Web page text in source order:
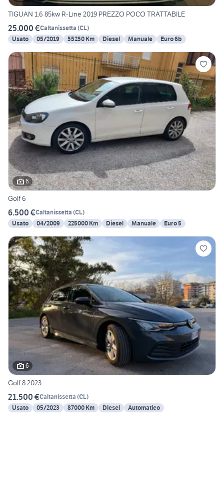
TIGUAN 1.6 85kw R-Line 2019 PREZZO POCO TRATTABILE
25.000 €Caltanissetta (CL)
Usato
05/2019 55250 Km Diesel Manuale Euro 6b
6
Golf 6
6.500 €Caltanissetta (CL)
Usato
04/2009 225000 Km Diesel Manuale Euro 5
6
Golf 8 2023
21.500 €Caltanissetta (CL)
Usato
05/2023 87000 Km Diesel Automatico